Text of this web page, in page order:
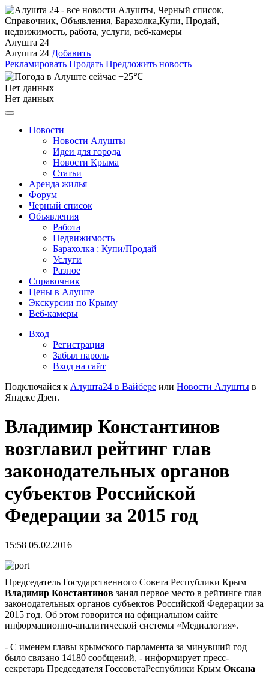
Алушта 24
Алушта 24 Добавить
Рекламировать Продать Предложить новость
+25℃
Нет данных
Нет данных
Новости
Новости Алушты
Идеи для города
Новости Крыма
Статьи
Аренда жилья
Форум
Черный список
Объявления
Работа
Недвижимость
Барахолка : Купи/Продай
Услуги
Разное
Справочник
Цены в Алуште
Экскурсии по Крыму
Веб-камеры
Вход
Регистрация
Забыл пароль
Вход на сайт
Подключайся к Алушта24 в Вайбере или Новости Алушты в
Яндекс Дзен.
Владимир Константинов
возглавил рейтинг глав
законодательных органов
субъектов Российской
Федерации за 2015 год
15:58 05.02.2016
Председатель Государственного Совета Республики Крым
Владимир Константинов занял первое место в рейтинге глав
законодательных органов субъектов Российской Федерации за
2015 год. Об этом говорится на официальном сайте
информационно-аналитической системы «Медиалогия».
- С именем главы крымского парламента за минувший год
было связано 14180 сообщений, - информирует пресс-
секретарь Председателя ГоссоветаРеспублики Крым Оксана